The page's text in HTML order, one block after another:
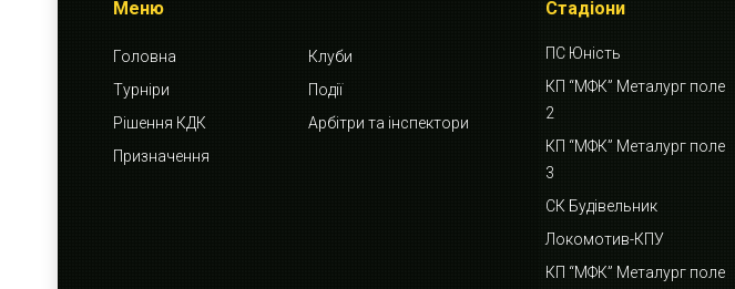
Меню
Головна
Клуби
Турніри
Події
Рішення КДК
Арбітри та інспектори
Призначення
Стадіони
ПС Юність
КП “МФК” Металург поле
2
КП “МФК” Металург поле
3
СК Будівельник
Локомотив-КПУ
КП “МФК” Металург поле